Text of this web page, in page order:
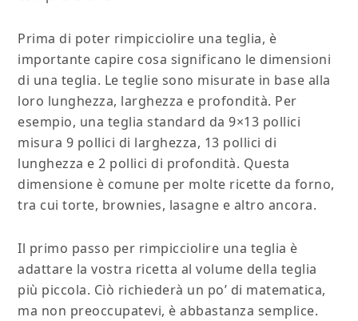
Prima di poter rimpicciolire una teglia, è
importante capire cosa significano le dimensioni
di una teglia. Le teglie sono misurate in base alla
loro lunghezza, larghezza e profondità. Per
esempio, una teglia standard da 9×13 pollici
misura 9 pollici di larghezza, 13 pollici di
lunghezza e 2 pollici di profondità. Questa
dimensione è comune per molte ricette da forno,
tra cui torte, brownies, lasagne e altro ancora.
Il primo passo per rimpicciolire una teglia è
adattare la vostra ricetta al volume della teglia
più piccola. Ciò richiederà un po’ di matematica,
ma non preoccupatevi, è abbastanza semplice.